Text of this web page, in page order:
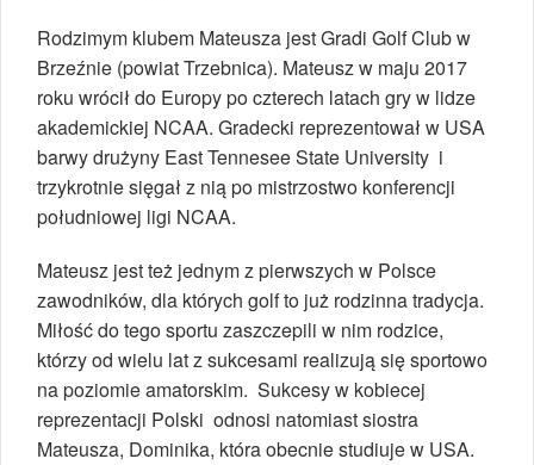
Rodzimym klubem Mateusza jest Gradi Golf Club w
Brzeźnie (powiat Trzebnica). Mateusz w maju 2017
roku wrócił do Europy po czterech latach gry w lidze
akademickiej NCAA. Gradecki reprezentował w USA
barwy drużyny East Tennesee State University i
trzykrotnie sięgał z nią po mistrzostwo konferencji
południowej ligi NCAA.
Mateusz jest też jednym z pierwszych w Polsce
zawodników, dla których golf to już rodzinna tradycja.
Miłość do tego sportu zaszczepili w nim rodzice,
którzy od wielu lat z sukcesami realizują się sportowo
na poziomie amatorskim. Sukcesy w kobiecej
reprezentacji Polski odnosi natomiast siostra
Mateusza, Dominika, która obecnie studiuje w USA.